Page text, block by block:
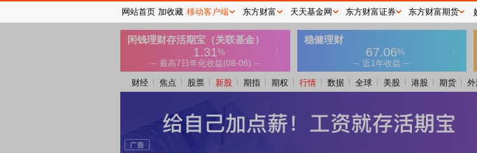
财经 焦点 股票 新股 期指 期权 行情 数据 全球 美股 港股 期货
网站首页 加收藏 移动客户端 东方财富 天天基金网 东方财富证券 东方财富期货